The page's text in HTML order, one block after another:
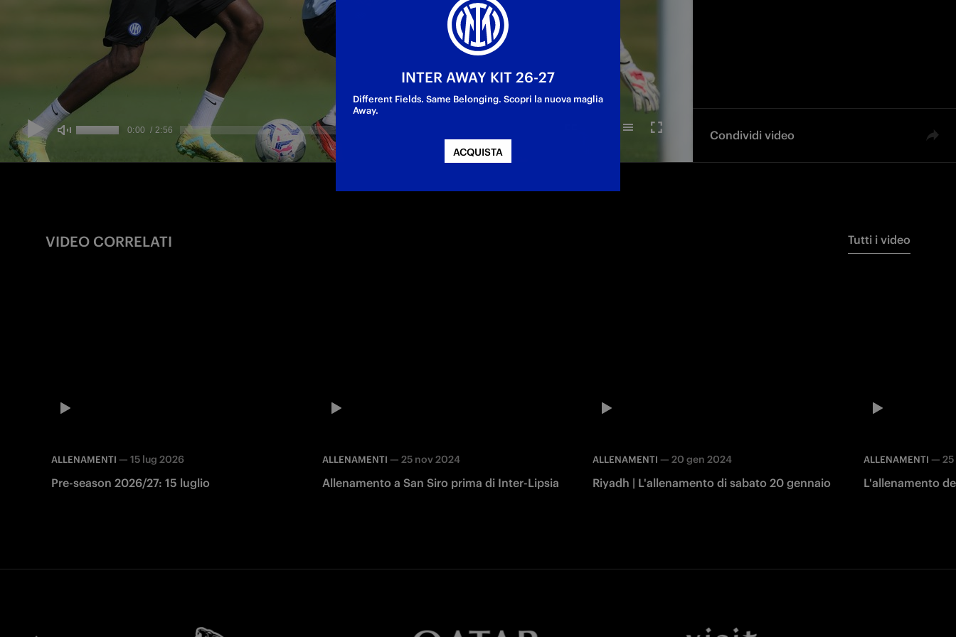
Condividi video
VIDEO CORRELATI Tutti i video
ALLENAMENTI — 15 lug 2026
Pre-season 2026/27: 15 luglio
ALLENAMENTI — 25 nov 2024
Allenamento a San Siro prima di Inter-Lipsia
ALLENAMENTI —20 gen 2024
Riyadh | L'allenamento di sabato 20 gennaio
ALLENAMENTI —
L'allenamento
INTER AWAY KIT 26-27
Different Fields. Same Belonging. Scopri la nuova maglia
Away.
ACQUISTA